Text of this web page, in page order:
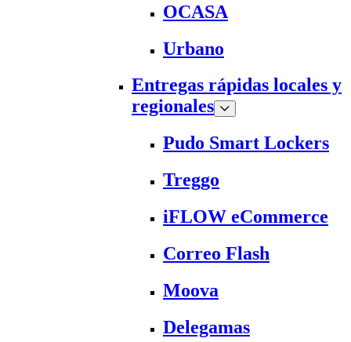
OCASA
Urbano
Entregas rápidas locales y
regionales
Pudo Smart Lockers
Treggo
iFLOW eCommerce
Correo Flash
Moova
Delegamas